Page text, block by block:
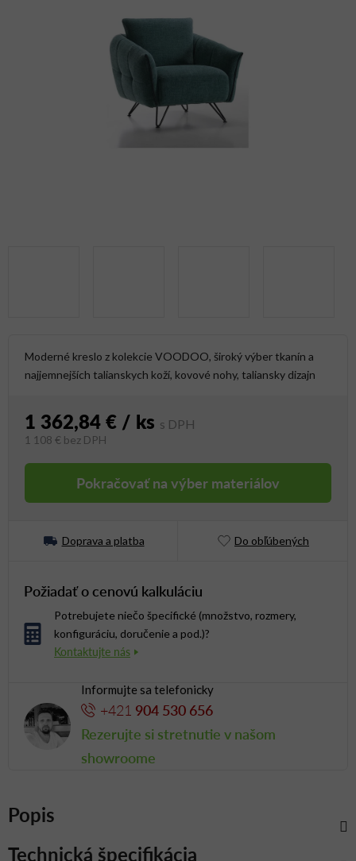
Moderné kreslo z kolekcie VOODOO, široký výber tkanín a
najjemnejších talianskych koží, kovové nohy, taliansky dizajn
1 362,84 € / ks
1 108 € bez DPH
Pokračovať na výber materiálov
Doprava a platba Do obľúbených
Požiadať o cenovú kalkuláciu
Potrebujete niečo špecifické (množstvo, rozmery,
konfiguráciu, doručenie a pod.)?
Informujte sa telefonicky
+421 904 530 656
Rezerujte si stretnutie v našom
showroome
Popis
Technická špecifikácia